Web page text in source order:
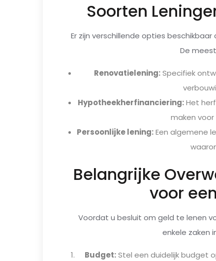
Soorten
Er zijn verschillende opties
De
Renovatielening:Specifiek
Hypotheekherfinanciering:Het
maken
Persoonlijke lening:Een algemene
Belangrijke
voor
Voordat u besluit om geld te lenen
enkele zaken
Budget:Stel een duidelijk budget